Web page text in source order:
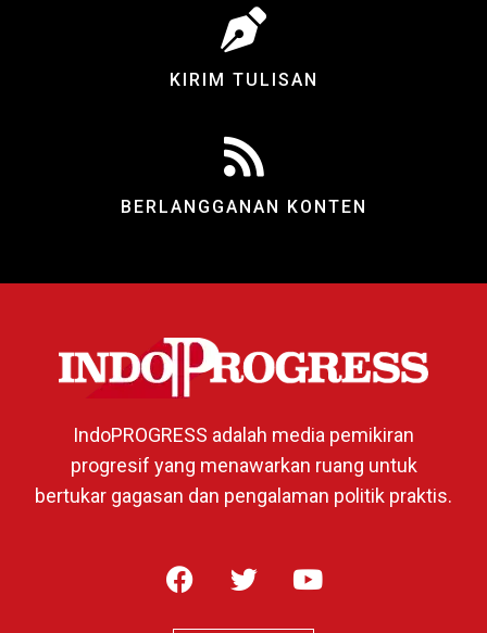
KIRIM TULISAN
BERLANGGANAN KONTEN
IndoPROGRESS adalah media pemikiran
progresif yang menawarkan ruang untuk
bertukar gagasan dan pengalaman politik praktis.